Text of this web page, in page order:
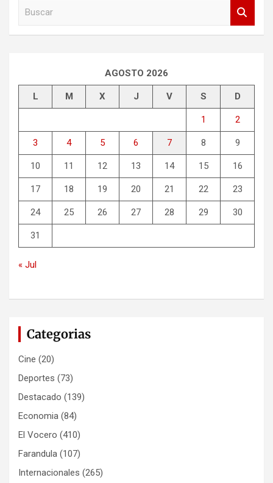
AGOSTO 2026
L M X J V S D
1 2
3 4 5 6 7 8 9
10 11 12 13 14 15 16
17 18 19 20 21 22 23
24 25 26 27 28 29 30
31
« Jul
Categorias
Cine (20)
Deportes (73)
Destacado (139)
Economia (84)
El Vocero (410)
Farandula (107)
Internacionales (265)